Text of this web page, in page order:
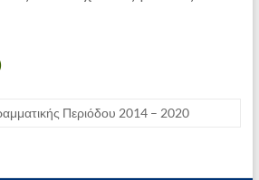
Περιόδου 2014 – 2020